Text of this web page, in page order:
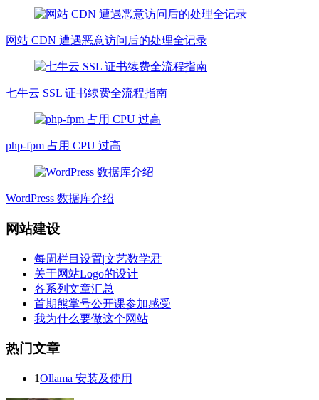
网站 CDN 遭遇恶意访问后的处理全记录
七牛云 SSL 证书续费全流程指南
php-fpm 占用 CPU 过高
WordPress 数据库介绍
网站建设
每周栏目设置|文艺数学君
关于网站Logo的设计
各系列文章汇总
首期熊掌号公开课参加感受
我为什么要做这个网站
热门文章
1Ollama 安装及使用